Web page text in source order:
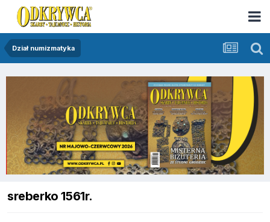
Dział numizmatyka
sreberko 1561r.